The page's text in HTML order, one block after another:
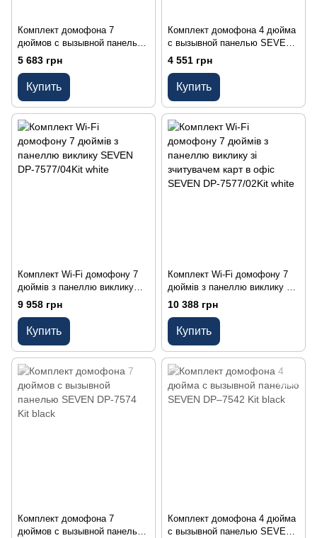
Комплект домофона 7
дюймов с вызывной панелью
SEVEN DP-7574 Kit white
5 683 грн
Купить
Комплект домофона 4 дюйма
с вызывной панелью SEVEN
DP–7542 Kit white
4 551 грн
Купить
Комплект Wi-Fi домофону 7
дюймів з панеллю виклику
SEVEN DP-7577/04Kit white
9 958 грн
Купить
Комплект Wi-Fi домофону 7
дюймів з панеллю виклику зі
зчитувачем карт в офіс
SEVEN DP-7577/02Kit white
10 388 грн
Купить
Комплект домофона 7
дюймов с вызывной панелью
Комплект домофона 4 дюйма
с вызывной панелью SEVEN